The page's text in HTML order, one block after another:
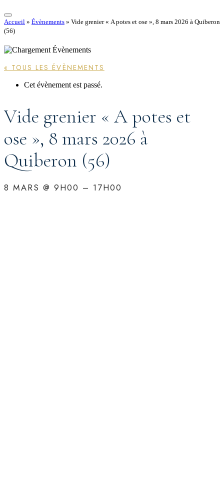
Accueil » Évènements » Vide grenier « A potes et ose », 8 mars 2026 à Quiberon
(56)
« TOUS LES ÉVÈNEMENTS
Cet évènement est passé.
Vide grenier « A potes et
ose », 8 mars 2026 à
Quiberon (56)
8 MARS@9H00 – 17H00